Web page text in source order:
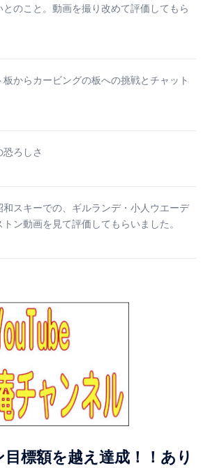
のこと。動画を撮り改めて評価してもら
からカービングの板への挑戦とチャット
ろしさ
和スキーでの、ギルランデ・小人ウエーデ
ン動画を見て評価してもらいました。
標額を越え達成！！あり